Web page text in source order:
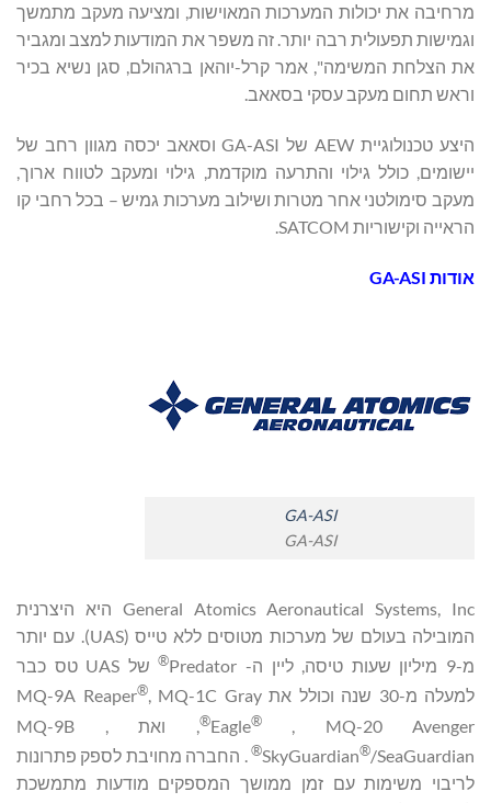
מרחיבה את יכולות המערכות המאוישות, ומציעה מעקב מתמשך
וגמישות תפעולית רבה יותר. זה משפר את המודעות למצב ומגביר
את הצלחת המשימה", אמר קרל-יוהאן ברגהולם, סגן נשיא בכיר
וראש תחום מעקב עסקי בסאאב.
היצע טכנולוגיית AEW של GA-ASI וסאאב יכסה מגוון רחב של
יישומים, כולל גילוי והתרעה מוקדמת, גילוי ומעקב לטווח ארוך,
מעקב סימולטני אחר מטרות ושילוב מערכות גמיש – בכל רחבי קו
הראייה וקישוריות SATCOM.
אודות GA-ASI
GA-ASI
GA-ASI
General Atomics Aeronautical Systems, Inc היא היצרנית
המובילה בעולם של מערכות מטוסים ללא טייס (UAS). עם יותר
מ-9 מיליון שעות טיסה, ליין ה- Predator
®
של UAS טס כבר
למעלה מ-30 שנה וכולל את MQ-9A Reaper
®, MQ-1C Gray
Eagle®, MQ-20 Avenger
®
, ואת MQ-9B ,
SkyGuardian®/SeaGuardian
®. החברה מחויבת לספק פתרונות
לריבוי משימות עם זמן ממושך המספקים מודעות מתמשכת